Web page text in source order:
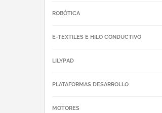
ROBÓTICA
E-TEXTILES E HILO CONDUCTIVO
LILYPAD
PLATAFORMAS DESARROLLO
MOTORES